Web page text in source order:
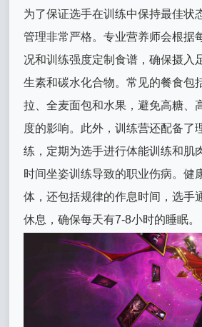
为了保证选手在训练中保持最佳状
管理非常严格。专业营养师会根据
况和训练强度定制食谱，确保摄入
生素和碳水化合物。常见的餐食包
拉、全麦面包和水果，避免高糖、
度的影响。此外，训练营还配备了
练，定期为选手进行体能训练和肌
时间坐姿训练导致的职业伤病。健
体，还包括规律的作息时间，选手
休息，确保每天有7-8小时的睡眠。